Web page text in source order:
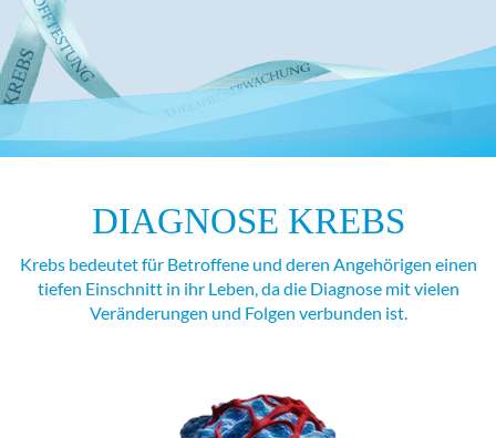
DIAGNOSE KREBS
Krebs bedeutet für Betroffene und deren Angehörigen einen
tiefen Einschnitt in ihr Leben, da die Diagnose mit vielen
Veränderungen und Folgen verbunden ist.